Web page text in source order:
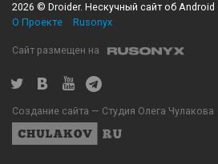
2026 © Droider. Нескучный сайт об Android
О Проекте
Rusonyx
Сайт размещен на
Создание сайта — Студия Олега Чулакова